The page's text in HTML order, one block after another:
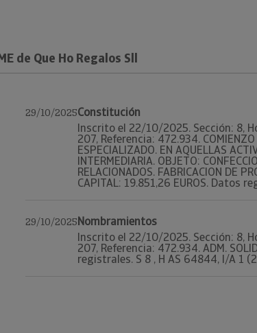
de Que Ho Regalos Sll
29/10/2025Constitución
Inscrito el 22/10/2025. Sección: 8,
207, Referencia: 472.934. COMIENZO
ESPECIALIZADO. EN AQUELLAS
INTERMEDIARIA. OBJETO:
RELACIONADOS. FABRICACION DE
CAPITAL: 19.851,26 EUROS. Datos
29/10/2025Nombramientos
Inscrito el 22/10/2025. Sección: 8,
207, Referencia: 472.934. ADM.
registrales. S 8 , H AS 64844, I/A 1